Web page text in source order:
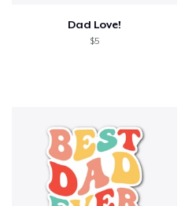
Dad Love!
$5